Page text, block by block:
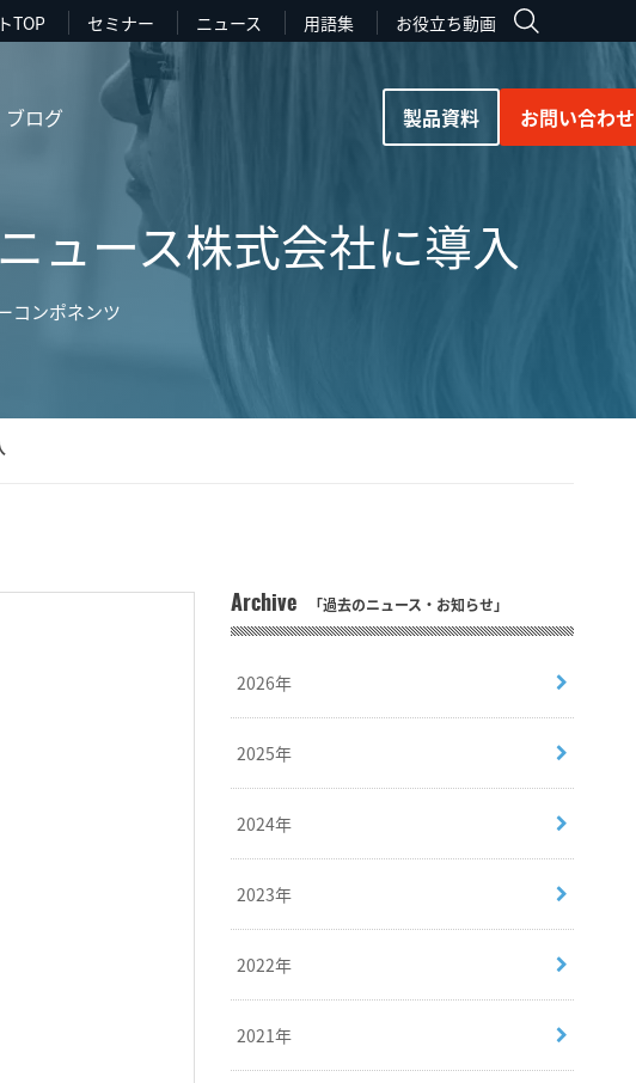
TOP セミナー ニュース 用語集 お役立ち動画
ブログ 製品資料 お問い合わせ
ュース株式会社に導入
コンポネンツ
Archive 「過去のニュース・お知らせ」
2026年
2025年
2024年
2023年
2022年
2021年